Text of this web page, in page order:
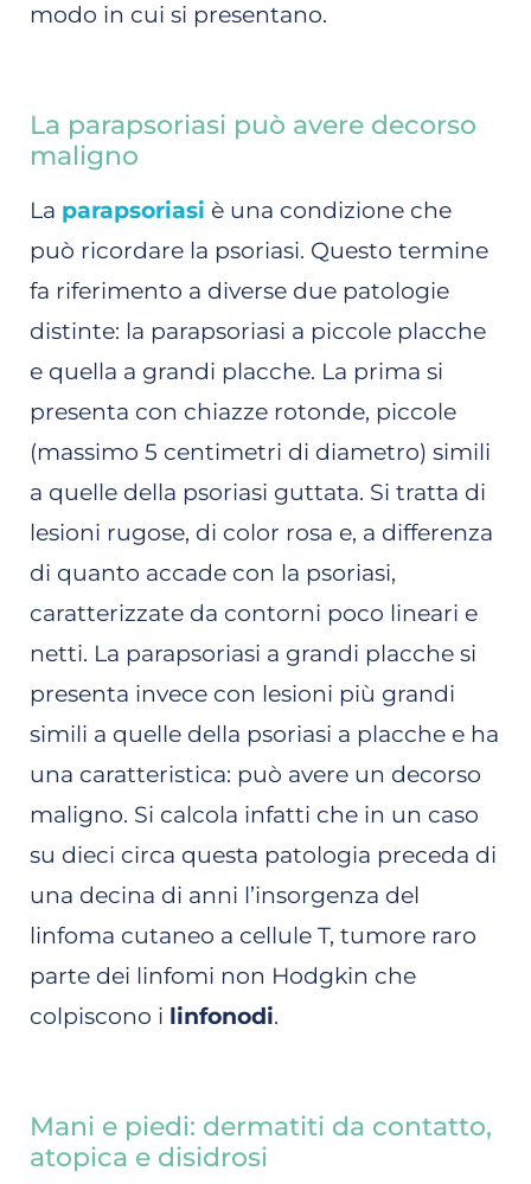
modo in cui si presentano.
La parapsoriasi può avere decorso
maligno
La parapsoriasi è una condizione che
può ricordare la psoriasi. Questo termine
fa riferimento a diverse due patologie
distinte: la parapsoriasi a piccole placche
e quella a grandi placche. La prima si
presenta con chiazze rotonde, piccole
(massimo 5 centimetri di diametro) simili
a quelle della psoriasi guttata. Si tratta di
lesioni rugose, di color rosa e, a differenza
di quanto accade con la psoriasi,
caratterizzate da contorni poco lineari e
netti. La parapsoriasi a grandi placche si
presenta invece con lesioni più grandi
simili a quelle della psoriasi a placche e ha
una caratteristica: può avere un decorso
maligno. Si calcola infatti che in un caso
su dieci circa questa patologia preceda di
una decina di anni l’insorgenza del
linfoma cutaneo a cellule T, tumore raro
parte dei linfomi non Hodgkin che
colpiscono i linfonodi.
Mani e piedi: dermatiti da contatto,
atopica e disidrosi